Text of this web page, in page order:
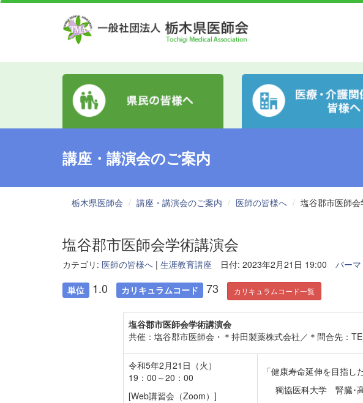
講座・講演会のご案内
栃木県医師会 講座・講演会のご案内 医師の皆様へ 塩谷郡市医師
塩谷郡市医師会学術講演会
カテゴリ: 医師の皆様へ | 生涯教育講座 日付: 2023年2月21日 19:00 パー
単位 1.0 カリキュラムコード 73 カリキュラムコード一覧
塩谷郡市医師会学術講演会
共催：塩谷郡市医師会・＊持田製薬株式会社／＊問合先：
令和5年2月21日（火）
19：00～20：00
[Web講習会（Zoom）]
「健康寿命延伸を目指し
獨協医科大学 腎臓･